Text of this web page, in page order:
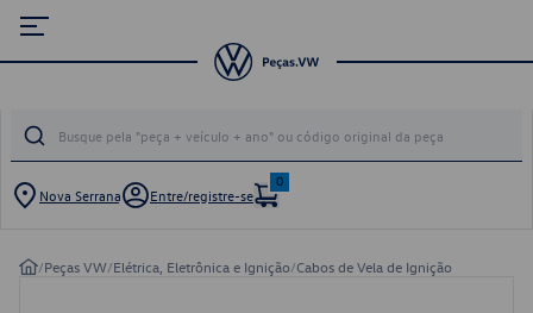
Nova Serrana Entre/registre-se
0
/Peças VW/Elétrica, Eletrônica e Ignição/Cabos de Vela de Ignição